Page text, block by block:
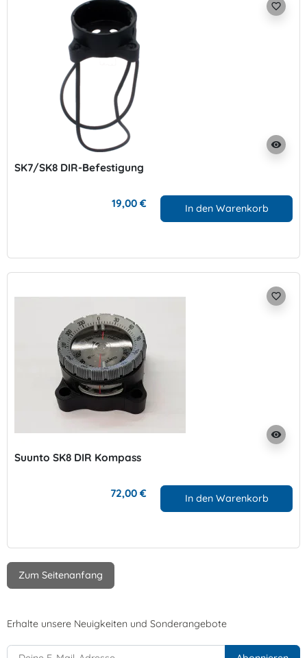
visibility
favorite_border
SK7/SK8 DIR-Befestigung
19,00 € In den Warenkorb
visibility
favorite_border
Suunto SK8 DIR Kompass
72,00 € In den Warenkorb
Zum Seitenanfang
Erhalte unsere Neuigkeiten und Sonderangebote